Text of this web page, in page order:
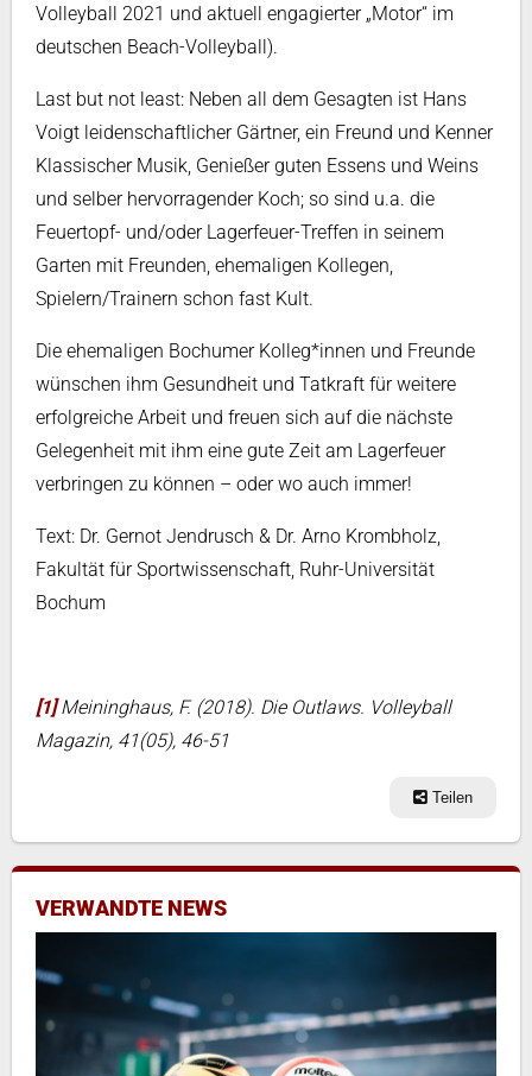
Volleyball 2021 und aktuell engagierter „Motor“ im
deutschen Beach-Volleyball).
Last but not least: Neben all dem Gesagten ist Hans
Voigt leidenschaftlicher Gärtner, ein Freund und Kenner
Klassischer Musik, Genießer guten Essens und Weins
und selber hervorragender Koch; so sind u.a. die
Feuertopf- und/oder Lagerfeuer-Treffen in seinem
Garten mit Freunden, ehemaligen Kollegen,
Spielern/Trainern schon fast Kult.
Die ehemaligen Bochumer Kolleg*innen und Freunde
wünschen ihm Gesundheit und Tatkraft für weitere
erfolgreiche Arbeit und freuen sich auf die nächste
Gelegenheit mit ihm eine gute Zeit am Lagerfeuer
verbringen zu können – oder wo auch immer!
Text: Dr. Gernot Jendrusch & Dr. Arno Krombholz,
Fakultät für Sportwissenschaft, Ruhr-Universität
Bochum
[1]Meininghaus, F. (2018). Die Outlaws. Volleyball
Magazin, 41(05), 46-51
Teilen
VERWANDTE NEWS